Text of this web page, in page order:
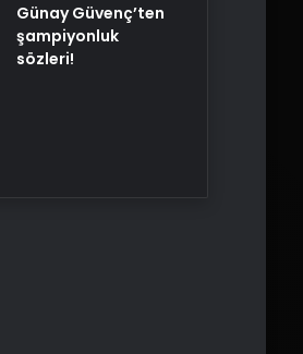
Günay Güvenç’ten
şampiyonluk
sözleri!